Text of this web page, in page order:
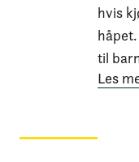
hvis
til
Les